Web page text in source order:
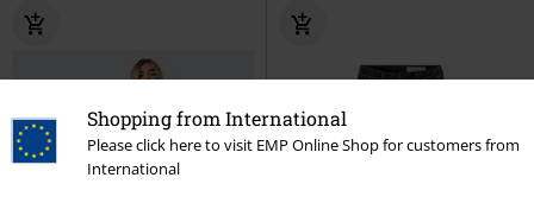
Shopping from International
Please click here to visit EMP Online Shop for customers from
International